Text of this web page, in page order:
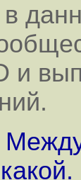
в
и